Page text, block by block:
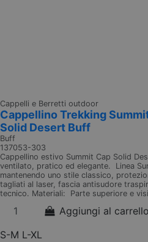
Cappelli e Berretti outdoor
Cappellino Trekking
Solid Desert Buff
Buff
137053-303
Cappellino estivo Summit Cap Solid
ventilato, pratico ed elegante. Linea
mantenendo uno stile classico,
tagliati al laser, fascia antisudore
tecnico. Materiali: Parte superiore e
Aggiungi al carrello
S-M L-XL